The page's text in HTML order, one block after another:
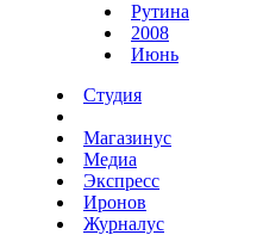
Рутина
2008
Июнь
Студия
Магазинус
Медиа
Экспресс
Иронов
Журналус